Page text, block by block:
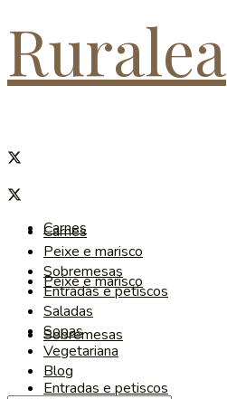
Ruralea
Carnes
Peixe e marisco
Sobremesas
Entradas e petiscos
Carnes
Peixe e marisco
Sobremesas
Entradas e petiscos
Saladas
Sopas
Vegetariana
Blog